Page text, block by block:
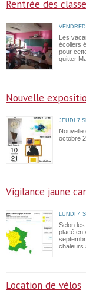
Rentrée des
Les
écoliers
pour
quitter
Nouvelle
JEUDI 7
Nouvelle
octobre
Vigilance jaune
LUNDI 4
Selon
placé en
chaleurs
Location de vélos